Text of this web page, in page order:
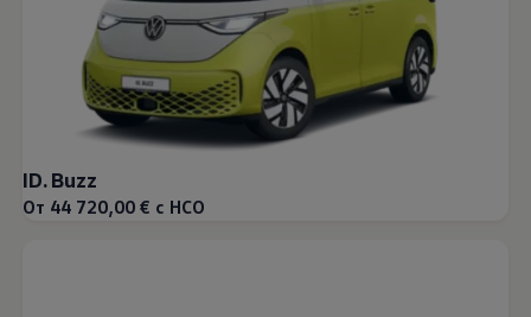
ID. Buzz
От 44 720,00 € с НСО